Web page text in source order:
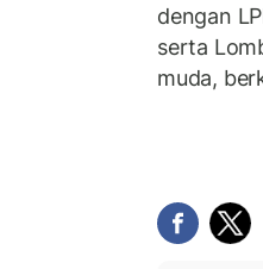
dengan
serta
muda,